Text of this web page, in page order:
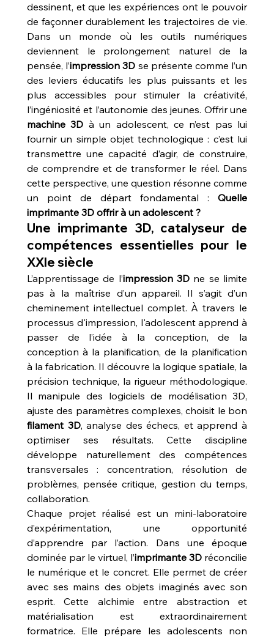
dessinent, et que les expériences ont le pouvoir
de façonner durablement les trajectoires de vie.
Dans un monde où les outils numériques
deviennent le prolongement naturel de la
pensée, l’impression 3D se présente comme l’un
des leviers éducatifs les plus puissants et les
plus accessibles pour stimuler la créativité,
machine 3D à un adolescent, ce n’est pas lui
fournir un simple objet technologique : c’est lui
transmettre une capacité d’agir, de construire,
de comprendre et de transformer le réel. Dans
cette perspective, une question résonne comme
un point de départ fondamental : Quelle
imprimante 3D offrir à un adolescent ?
Une imprimante 3D, catalyseur de
compétences essentielles pour le
XXIe siècle
L’apprentissage de l’impression 3D ne se limite
pas à la maîtrise d’un appareil. Il s’agit d’un
cheminement intellectuel complet. À travers le
processus d'impression, l'adolescent apprend à
passer de l’idée à la conception, de la
conception à la planification, de la planification
à la fabrication. Il découvre la logique spatiale, la
précision technique, la rigueur méthodologique.
Il manipule des logiciels de modélisation 3D,
filament 3D, analyse des échecs, et apprend à
optimiser ses résultats. Cette discipline
développe naturellement des compétences
transversales : concentration, résolution de
problèmes, pensée critique, gestion du temps,
collaboration.
Chaque projet réalisé est un mini-laboratoire
d’expérimentation, une opportunité
d’apprendre par l’action. Dans une époque
dominée par le virtuel, l’imprimante 3D réconcilie
le numérique et le concret. Elle permet de créer
avec ses mains des objets imaginés avec son
esprit. Cette alchimie entre abstraction et
matérialisation est extraordinairement
formatrice. Elle prépare les adolescents non